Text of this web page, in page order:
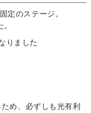
定のステージ。
りました
め、必ずしも光有利